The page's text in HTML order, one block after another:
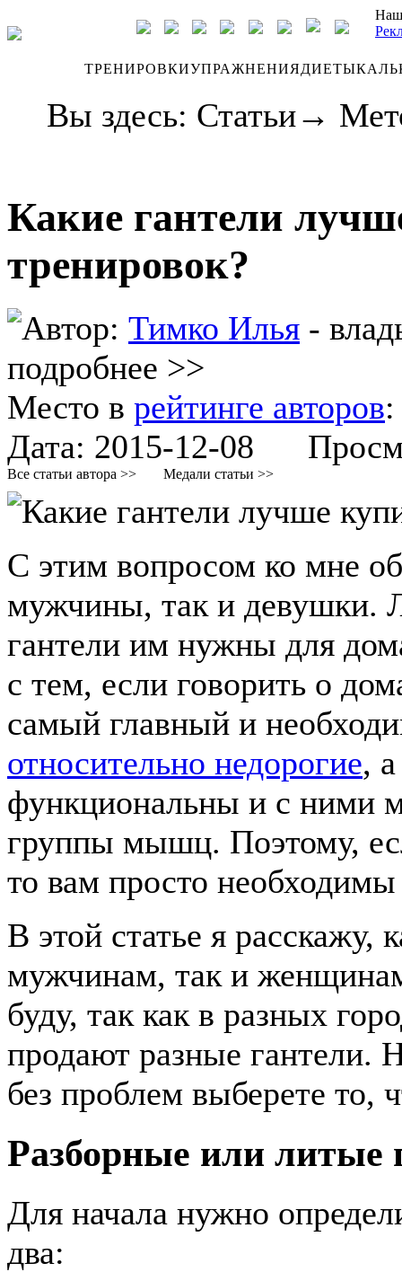
ТРЕНИРОВКИУПРАЖНЕНИЯДИЕТЫ
Вы здесь: Статьи→
Какие гантели
тренировок?
Автор: Тимко Илья -
подробнее >>
Место в рейтинге авторов
Дата: 2015-12-08
Все статьи автора >> Медали статьи >>
С этим вопросом ко мне
мужчины, так и девушки.
гантели им нужны для
с тем, если говорить о
самый главный и
относительно недорогие,
функциональны и с ними
группы мышц. Поэтому,
то вам просто
В этой статье я расскажу,
мужчинам, так и
буду, так как в разных
продают разные гантели.
без проблем выберете то,
Разборные или литые
Для начала нужно
два: